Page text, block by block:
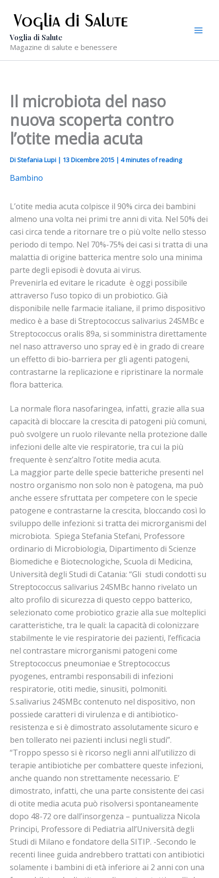
contenuto
Voglia di Salute
Magazine di salute e benessere
Il microbiota del naso
nuova scoperta contro
l’otite media acuta
DiStefania Lupi | 13 Dicembre 2015 | 4 minutes of reading
Bambino
L’otite media acuta colpisce il 90% circa dei bambini
almeno una volta nei primi tre anni di vita. Nel 50% dei
casi circa tende a ritornare tre o più volte nello stesso
periodo di tempo. Nel 70%-75% dei casi si tratta di una
malattia di origine batterica mentre solo una minima
parte degli episodi è dovuta ai virus.
Prevenirla ed evitare le ricadute è oggi possibile
attraverso l’uso topico di un probiotico. Già
disponibile nelle farmacie italiane, il primo dispositivo
medico è a base di Streptococcus salivarius 24SMBc e
Streptococcus oralis 89a, si somministra direttamente
nel naso attraverso uno spray ed è in grado di creare
un effetto di bio-barriera per gli agenti patogeni,
contrastarne la replicazione e ripristinare la normale
flora batterica.
La normale flora nasofaringea, infatti, grazie alla sua
capacità di bloccare la crescita di patogeni più comuni,
può svolgere un ruolo rilevante nella protezione dalle
infezioni delle alte vie respiratorie, tra cui la più
frequente è senz’altro l’otite media acuta.
La maggior parte delle specie batteriche presenti nel
nostro organismo non solo non è patogena, ma può
anche essere sfruttata per competere con le specie
patogene e contrastarne la crescita, bloccando così lo
sviluppo delle infezioni: si tratta dei microrganismi del
microbiota. Spiega Stefania Stefani, Professore
ordinario di Microbiologia, Dipartimento di Scienze
Biomediche e Biotecnologiche, Scuola di Medicina,
Università degli Studi di Catania: “Gli studi condotti su
Streptococcus salivarius 24SMBc hanno rivelato un
alto profilo di sicurezza di questo ceppo batterico,
selezionato come probiotico grazie alla sue molteplici
caratteristiche, tra le quali: la capacità di colonizzare
stabilmente le vie respiratorie dei pazienti, l’efficacia
nel contrastare microrganismi patogeni come
Streptococcus pneumoniae e Streptococcus
pyogenes, entrambi responsabili di infezioni
respiratorie, otiti medie, sinusiti, polmoniti.
S.salivarius 24SMBc contenuto nel dispositivo, non
possiede caratteri di virulenza e di antibiotico-
resistenza e si è dimostrato assolutamente sicuro e
ben tollerato nei pazienti inclusi negli studi”.
“Troppo spesso si è ricorso negli anni all’utilizzo di
terapie antibiotiche per combattere queste infezioni,
anche quando non strettamente necessario. E’
dimostrato, infatti, che una parte consistente dei casi
di otite media acuta può risolversi spontaneamente
dopo 48-72 ore dall’insorgenza – puntualizza Nicola
Principi, Professore di Pediatria all’Università degli
Studi di Milano e fondatore della SITIP. -Secondo le
recenti linee guida andrebbero trattati con antibiotici
solamente i bambini di età inferiore ai 2 anni con una